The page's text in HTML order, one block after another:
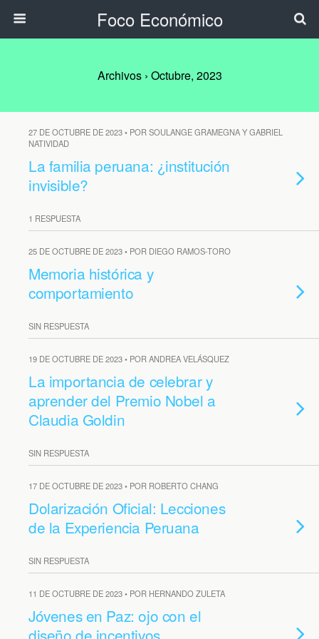
Foco Económico
Archivos › Octubre, 2023
27 DE OCTUBRE DE 2023 • POR SOULANGE GRAMEGNA Y GABRIEL
NATIVIDAD
La familia peruana: ¿institución
invisible?
1 RESPUESTA
25 DE OCTUBRE DE 2023 • POR DIEGO RAMOS-TORO
Memoria histórica y
comportamiento
SIN RESPUESTA
19 DE OCTUBRE DE 2023 • POR ANDREA VELÁSQUEZ
La importancia de celebrar y
aprender del Premio Nobel a
Claudia Goldin
SIN RESPUESTA
17 DE OCTUBRE DE 2023 • POR ROBERTO CHANG
Dolarización Oficial: Lecciones
de la Experiencia Peruana
SIN RESPUESTA
11 DE OCTUBRE DE 2023 • POR HERNANDO ZULETA
Jóvenes en Paz: ojo con el
diseño de incentivos